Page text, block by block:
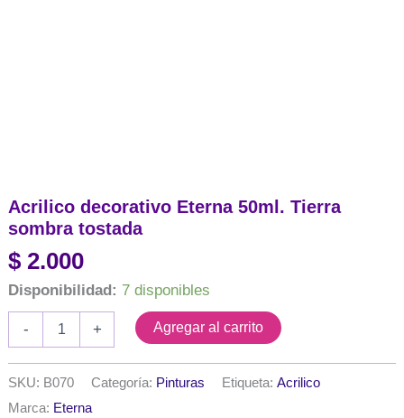
Acrilico decorativo Eterna 50ml. Tierra
sombra tostada
$ 2.000
Disponibilidad: 7 disponibles
-
decorativo
Tierra
sombra
+ Agregar al carrito
SKU: B070 Categoría: Pinturas Etiqueta:Acrilico
Marca: Eterna